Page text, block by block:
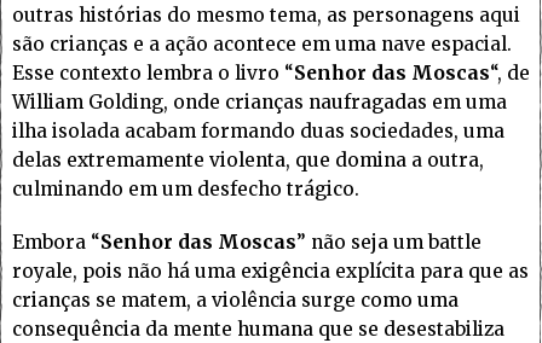
outras histórias do mesmo tema, as personagens aqui
são crianças e a ação acontece em uma nave espacial.
Esse contexto lembra o livro “Senhor das Moscas“, de
William Golding, onde crianças naufragadas em uma
ilha isolada acabam formando duas sociedades, uma
delas extremamente violenta, que domina a outra,
culminando em um desfecho trágico.
Embora “Senhor das Moscas” não seja um battle
royale, pois não há uma exigência explícita para que as
crianças se matem, a violência surge como uma
consequência da mente humana que se desestabiliza